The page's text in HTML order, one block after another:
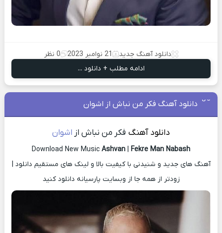
دانلود آهنگ جدید 21 نوامبر 2023
0 نظر
ادامه مطلب + دانلود ...
دانلود آهنگ فکر من نباش از اشوان
دانلود آهنگ فکر من نباش از اشوان
Download New Music Ashvan | Fekre Man Nabash
آهنگ های جدید و شنیدنی با کیفیت بالا و لینک های مستقیم دانلود |
زودتر از همه جا از وبسایت پارسیانه دانلود کنید